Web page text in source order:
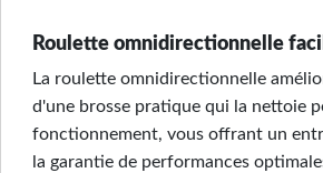
Roulette omnidirectionnelle
La roulette omnidirectionnelle
d'une brosse pratique qui la nettoie
fonctionnement, vous offrant un
la garantie de performances